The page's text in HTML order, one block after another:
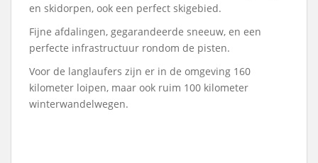
en skidorpen, ook een perfect skigebied.
Fijne afdalingen, gegarandeerde sneeuw, en een
perfecte infrastructuur rondom de pisten.
Voor de langlaufers zijn er in de omgeving 160
kilometer loipen, maar ook ruim 100 kilometer
winterwandelwegen.